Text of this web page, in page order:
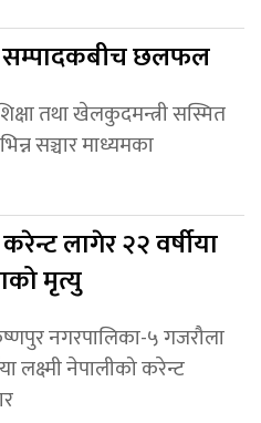
सम्पादकबीच छलफल
तथा खेलकुदमन्त्री सस्मित
सञ्चार माध्यमका
लागेर २२ वर्षीया
मृत्यु
नगरपालिका-५ गजरौला
लक्ष्मी नेपालीको करेन्ट